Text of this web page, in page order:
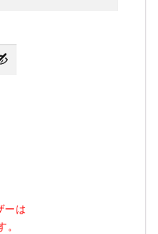
ーは
。